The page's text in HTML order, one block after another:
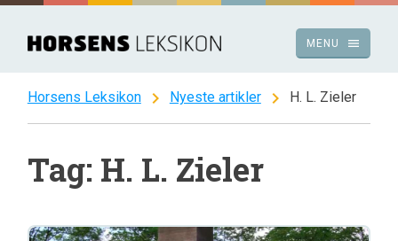
Spring
indhold
menu
MENU
Horsens Leksikon chevron_right Nyeste artikler chevron_right H. L. Zieler
Tag: H. L. Zieler